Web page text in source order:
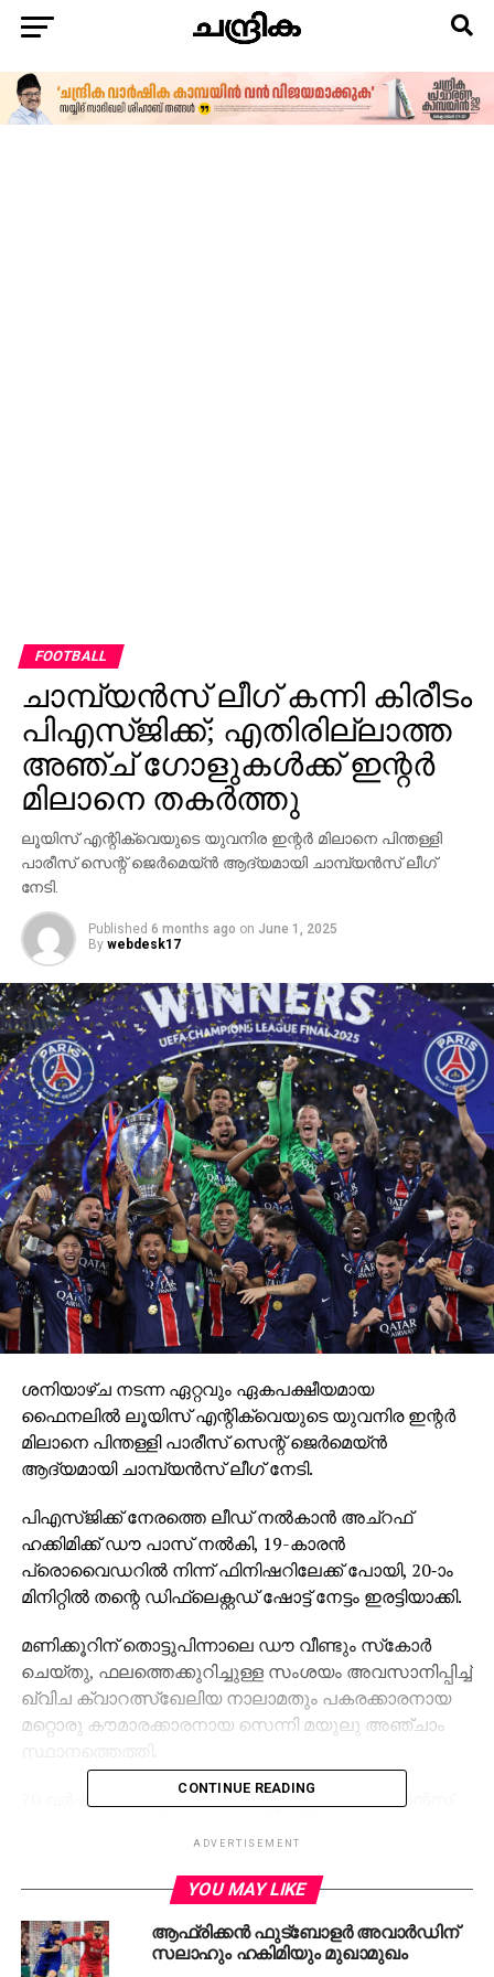
FOOTBALL
ചാമ്പ്യന്‍സ് ലീഗ് കന്നി കിരീടം
പിഎസ്ജിക്ക്; എതിരില്ലാത്ത
അഞ്ച് ഗോളുകള്‍ക്ക് ഇന്റര്‍
മിലാനെ തകര്‍ത്തു
ലൂയിസ് എന്റിക്വെയുടെ യുവനിര ഇന്റര്‍ മിലാനെ പിന്തള്ളി
പാരീസ് സെന്റ് ജെര്‍മെയ്ന്‍ ആദ്യമായി ചാമ്പ്യന്‍സ് ലീഗ്
നേടി.
Published 6 months ago on June 1, 2025
By webdesk17
ശനിയാഴ്ച നടന്ന ഏറ്റവും ഏകപക്ഷീയമായ
ഫൈനലില്‍ ലൂയിസ് എന്റിക്വെയുടെ യുവനിര ഇന്റര്‍
മിലാനെ പിന്തള്ളി പാരീസ് സെന്റ് ജെര്‍മെയ്ന്‍
ആദ്യമായി ചാമ്പ്യന്‍സ് ലീഗ് നേടി.
പിഎസ്ജിക്ക് നേരത്തെ ലീഡ് നല്‍കാന്‍ അച്റഫ്
ഹക്കിമിക്ക് ഡൗ പാസ് നല്‍കി, 19-കാരന്‍
പ്രൊവൈഡറില്‍ നിന്ന് ഫിനിഷറിലേക്ക് പോയി, 20-ാം
മിനിറ്റില്‍ തന്റെ ഡിഫ്‌ലെക്റ്റഡ് ഷോട്ട് നേട്ടം ഇരട്ടിയാക്കി.
മണിക്കൂറിന് തൊട്ടുപിന്നാലെ ഡൗ വീണ്ടും സ്‌കോര്‍
ചെയ്തു, ഫലത്തെക്കുറിച്ചുള്ള സംശയം അവസാനിപ്പിച്ച്
ഖ്വിച ക്വാറത്സ്ഖേലിയ നാലാമതും പകരക്കാരനായ
മറ്റൊരു കൗമാരക്കാരനായ സെന്നി മയൂലു അഞ്ചാം
70 വര്‍ഷത്തെ യൂറോപ്യന്‍ കപ്പിന്റെയും ചാമ്പ്യന്‍സ്
ടീമിന്റെയും ഏറ്റവും വലിയ വിജയം രേഖപ്പെടുത്തിയ
ഫ്രഞ്ച് ക്ലബ്ബിന് ഇന്റര്‍ ഒരു മത്സരവും
‘ഇത് എല്ലാം അര്‍ത്ഥമാക്കുന്നു. ഇത് ഞങ്ങളുടെ
CONTINUE READING
ADVERTISEMENT
YOU MAY LIKE
ആഫ്രിക്കന്‍ ഫുട്‌ബോളര്‍ അവാര്‍ഡിന്
സലാഹും ഹകിമിയും മുഖാമുഖം